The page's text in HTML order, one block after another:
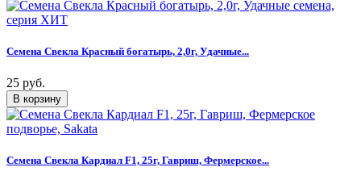
Семена Свекла Красный богатырь, 2,0г, Удачные...
25 руб.
Семена Свекла Кардиал F1, 25г, Гавриш, Фермерское...